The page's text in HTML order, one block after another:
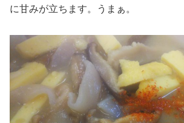
に甘みが立ちます。うまぁ。